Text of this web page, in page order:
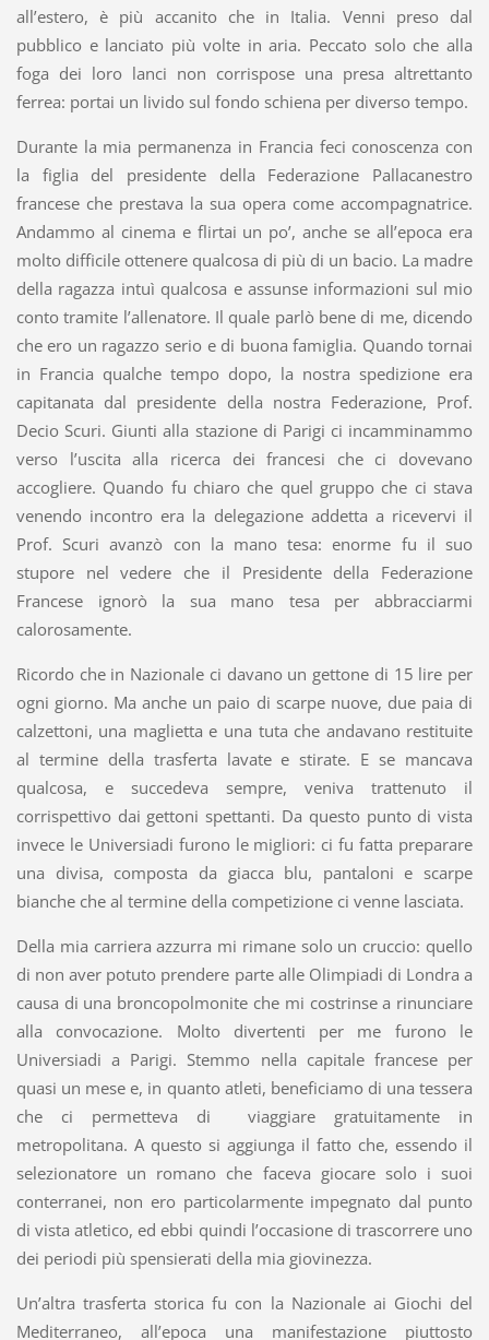
all’estero, è più accanito che in Italia. Venni preso dal
pubblico e lanciato più volte in aria. Peccato solo che alla
foga dei loro lanci non corrispose una presa altrettanto
ferrea: portai un livido sul fondo schiena per diverso tempo.
Durante la mia permanenza in Francia feci conoscenza con
la figlia del presidente della Federazione Pallacanestro
francese che prestava la sua opera come accompagnatrice.
Andammo al cinema e flirtai un po’, anche se all’epoca era
molto difficile ottenere qualcosa di più di un bacio. La madre
della ragazza intuì qualcosa e assunse informazioni sul mio
conto tramite l’allenatore. Il quale parlò bene di me, dicendo
che ero un ragazzo serio e di buona famiglia. Quando tornai
in Francia qualche tempo dopo, la nostra spedizione era
capitanata dal presidente della nostra Federazione, Prof.
Decio Scuri. Giunti alla stazione di Parigi ci incamminammo
verso l’uscita alla ricerca dei francesi che ci dovevano
accogliere. Quando fu chiaro che quel gruppo che ci stava
venendo incontro era la delegazione addetta a ricevervi il
Prof. Scuri avanzò con la mano tesa: enorme fu il suo
stupore nel vedere che il Presidente della Federazione
Francese ignorò la sua mano tesa per abbracciarmi
calorosamente.
Ricordo che in Nazionale ci davano un gettone di 15 lire per
ogni giorno. Ma anche un paio di scarpe nuove, due paia di
calzettoni, una maglietta e una tuta che andavano restituite
al termine della trasferta lavate e stirate. E se mancava
qualcosa, e succedeva sempre, veniva trattenuto il
corrispettivo dai gettoni spettanti. Da questo punto di vista
invece le Universiadi furono le migliori: ci fu fatta preparare
una divisa, composta da giacca blu, pantaloni e scarpe
bianche che al termine della competizione ci venne lasciata.
Della mia carriera azzurra mi rimane solo un cruccio: quello
di non aver potuto prendere parte alle Olimpiadi di Londra a
causa di una broncopolmonite che mi costrinse a rinunciare
alla convocazione. Molto divertenti per me furono le
Universiadi a Parigi. Stemmo nella capitale francese per
quasi un mese e, in quanto atleti, beneficiamo di una tessera
che ci permetteva di viaggiare gratuitamente in
metropolitana. A questo si aggiunga il fatto che, essendo il
selezionatore un romano che faceva giocare solo i suoi
conterranei, non ero particolarmente impegnato dal punto
di vista atletico, ed ebbi quindi l’occasione di trascorrere uno
dei periodi più spensierati della mia giovinezza.
Un’altra trasferta storica fu con la Nazionale ai Giochi del
Mediterraneo, all’epoca una manifestazione piuttosto